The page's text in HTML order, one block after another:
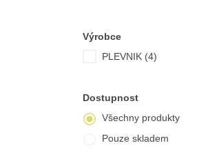
Výrobce
PLEVNIK (4)
Dostupnost
Všechny produkty
Pouze skladem